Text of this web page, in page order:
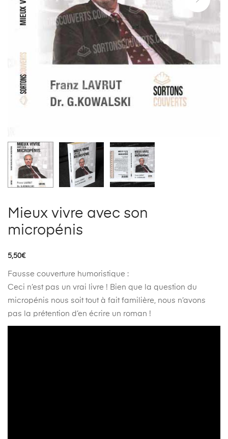
Mieux vivre avec son
micropénis
5,50€
Fausse couverture humoristique :
Ceci n’est pas un vrai livre ! Bien que la question du
micropénis nous soit tout à fait familière, nous n’avons
pas la prétention d’en écrire un roman !